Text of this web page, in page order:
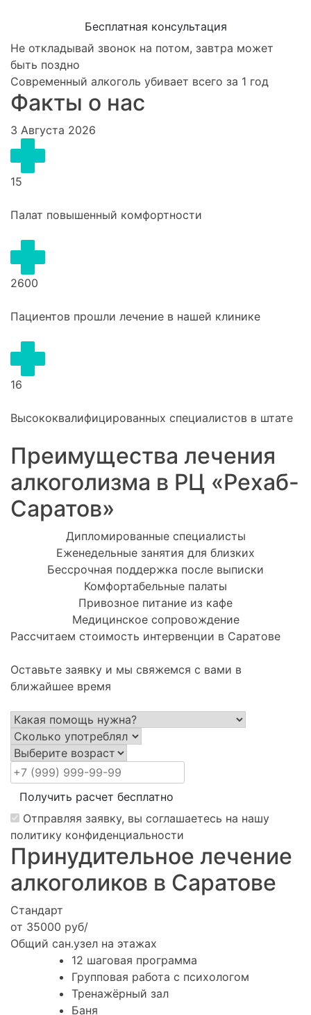
Бесплатная консультация
Не откладывай звонок на потом, завтра может
быть поздно
Современный алкоголь убивает всего за 1 год
Факты о нас
3 Августа 2026
15
Палат повышенный комфортности
2600
Пациентов прошли лечение в нашей клинике
16
Высококвалифицированных специалистов в штате
Преимущества лечения
алкоголизма в РЦ «Рехаб-
Саратов»
Дипломированные специалисты
Еженедельные занятия для близких
Бессрочная поддержка после выписки
Комфортабельные палаты
Привозное питание из кафе
Медицинское сопровождение
Рассчитаем стоимость интервенции в Саратове
Оставьте заявку и мы свяжемся с вами в
ближайшее время
Получить расчет бесплатно
Отправляя заявку, вы соглашаетесь на нашу
политику конфиденциальности
Принудительное лечение
алкоголиков в Саратове
Стандарт
от 35000 руб/
Общий сан.узел на этажах
12 шаговая программа
Групповая работа с психологом
Тренажёрный зал
Баня